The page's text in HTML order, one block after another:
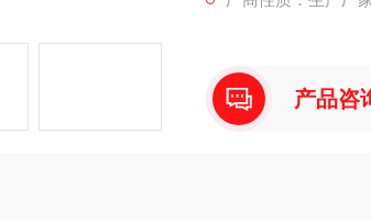
产品咨